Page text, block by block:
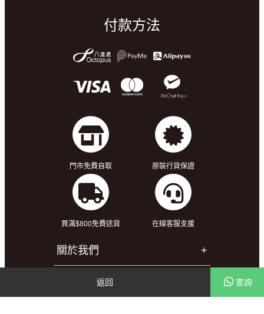
返回 查詢
付款方法
門市免費自取 原裝行貨保證
買滿$800免費送貨 在線客服支援
關於我們
客戶服務